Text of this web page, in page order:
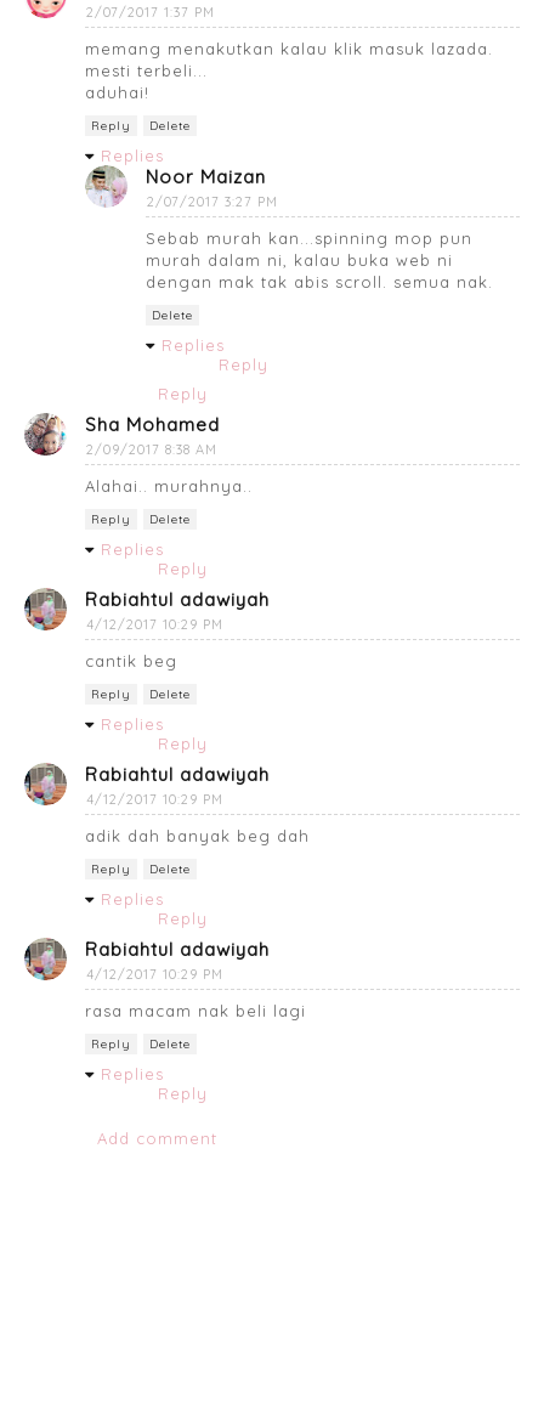
2/07/2017 1:37 PM
memang menakutkan kalau klik masuk lazada.
mesti terbeli...
aduhai!
Reply Delete
Replies
Noor Maizan
2/07/2017 3:27 PM
Sebab murah kan...spinning mop pun
murah dalam ni, kalau buka web ni
dengan mak tak abis scroll. semua nak.
Delete
Replies
Reply
Reply
Sha Mohamed
2/09/2017 8:38 AM
Alahai.. murahnya..
Reply Delete
Replies
Reply
Rabiahtul adawiyah
4/12/2017 10:29 PM
cantik beg
Reply Delete
Replies
Reply
Rabiahtul adawiyah
4/12/2017 10:29 PM
adik dah banyak beg dah
Reply Delete
Replies
Reply
Rabiahtul adawiyah
4/12/2017 10:29 PM
rasa macam nak beli lagi
Reply Delete
Replies
Reply
Add comment